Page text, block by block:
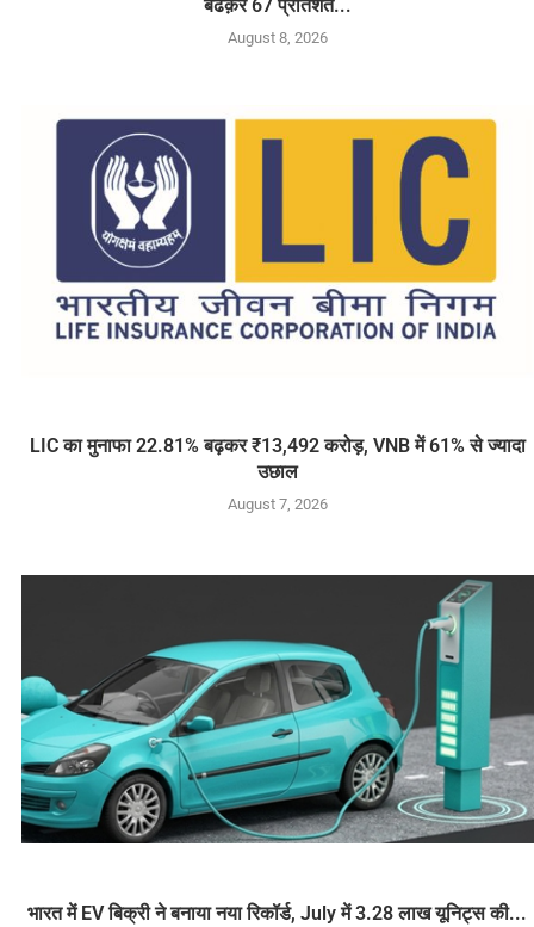
बढक़र 67 प्रतिशत...
August 8, 2026
LIC का मुनाफा 22.81% बढ़कर ₹13,492 करोड़, VNB में 61% से ज्यादा
उछाल
August 7, 2026
भारत में EV बिक्री ने बनाया नया रिकॉर्ड, July में 3.28 लाख यूनिट्स की...